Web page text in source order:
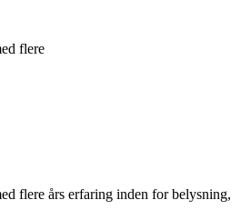
flere
flere års erfaring inden for belysning,